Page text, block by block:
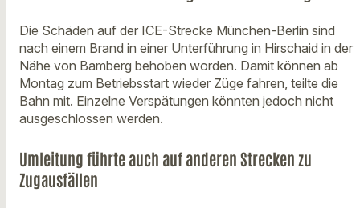
Die Schäden auf der ICE-Strecke München-Berlin sind
nach einem Brand in einer Unterführung in Hirschaid in der
Nähe von Bamberg behoben worden. Damit können ab
Montag zum Betriebsstart wieder Züge fahren, teilte die
Bahn mit. Einzelne Verspätungen könnten jedoch nicht
ausgeschlossen werden.
Umleitung führte auch auf anderen Strecken zu
Zugausfällen